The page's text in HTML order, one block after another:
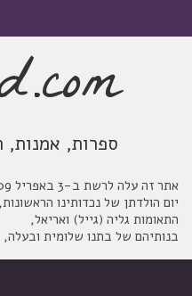
אתר זה עלה לרשת ב-3 באפריל 2009,
יום הולדתן של נכדותינו הראשונות,
התאומות גליה (גייל) ואריאל,
בנותיהם של בתנו שלומית ובעלה,
ספרות, אמנות,